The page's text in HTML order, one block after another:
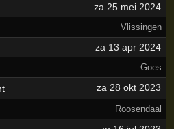
za 25 mei 2024
Vlissingen
za 13 apr 2024
Goes
za 28 okt 2023
Roosendaal